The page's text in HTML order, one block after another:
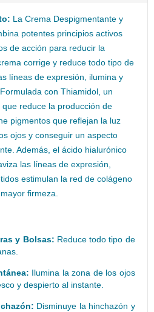
La Crema Despigmentante y
potentes principios activos
de acción para reducir la
corrige y reduce todo tipo de
líneas de expresión, ilumina y
con Thiamidol, un
reduce la producción de
pigmentos que reflejan la luz
ojos y conseguir un aspecto
Además, el ácido hialurónico
las líneas de expresión,
estimulan la red de colágeno
firmeza.
y Bolsas: Reduce todo tipo de
Ilumina la zona de los ojos
y despierto al instante.
Disminuye la hinchazón y